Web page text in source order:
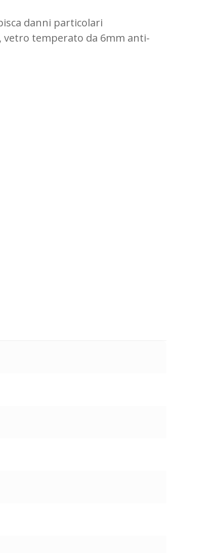
danni particolari
vetro temperato da 6mm anti-